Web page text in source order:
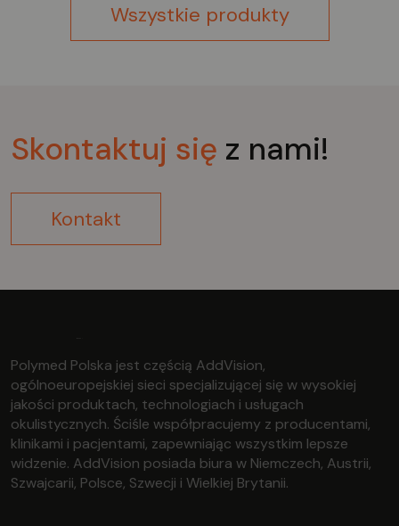
także wygodną pozycję leżącą w każdej pozycji.
Wszystkie produkty
Skontaktuj się z nami!
Kontakt
Polymed Polska jest częścią AddVision,
ogólnoeuropejskiej sieci specjalizującej się w wysokiej
jakości produktach, technologiach i usługach
okulistycznych. Ściśle współpracujemy z producentami,
klinikami i pacjentami, zapewniając wszystkim lepsze
widzenie. AddVision posiada biura w Niemczech, Austrii,
Szwajcarii, Polsce, Szwecji i Wielkiej Brytanii.